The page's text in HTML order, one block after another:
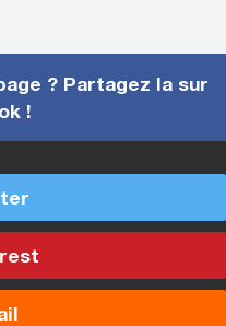
? Partagez la sur
!